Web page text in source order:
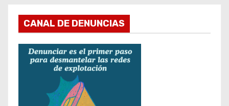
CANAL DE DENUNCIAS